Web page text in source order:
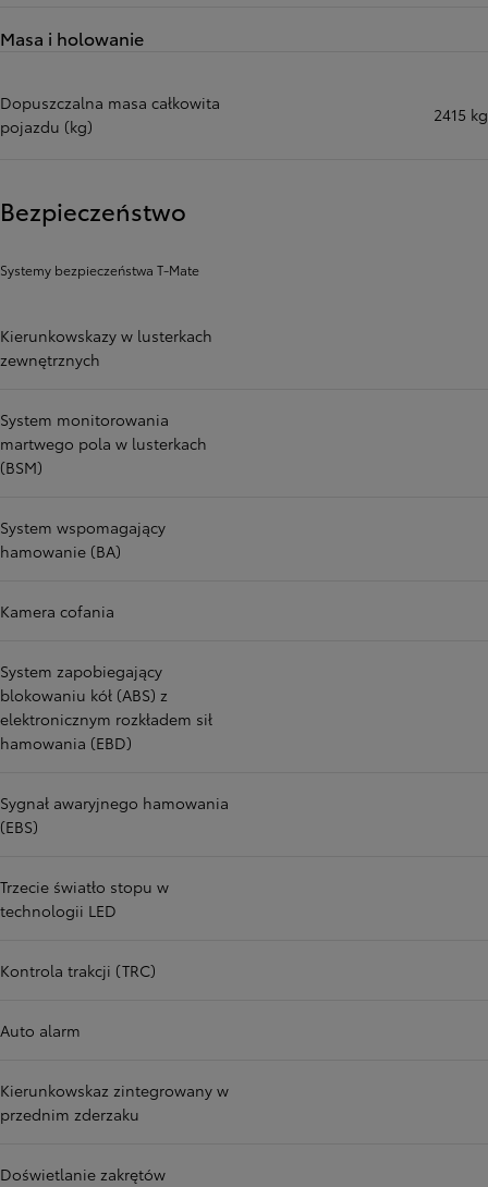
Masa i holowanie
Dopuszczalna masa całkowita
pojazdu (kg)
2415 kg
Bezpieczeństwo
Systemy bezpieczeństwa T-Mate
Kierunkowskazy w lusterkach
zewnętrznych
System monitorowania
martwego pola w lusterkach
(BSM)
System wspomagający
hamowanie (BA)
Kamera cofania
System zapobiegający
blokowaniu kół (ABS) z
elektronicznym rozkładem sił
hamowania (EBD)
Sygnał awaryjnego hamowania
(EBS)
Trzecie światło stopu w
technologii LED
Kontrola trakcji (TRC)
Auto alarm
Kierunkowskaz zintegrowany w
przednim zderzaku
Doświetlanie zakrętów